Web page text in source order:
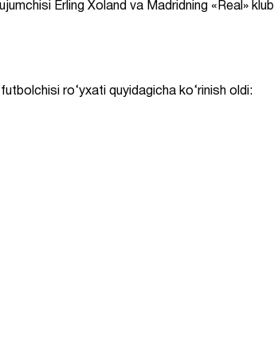
Erling Xoland va Madridning «Real» klubi
ro‘yxati quyidagicha ko‘rinish oldi: